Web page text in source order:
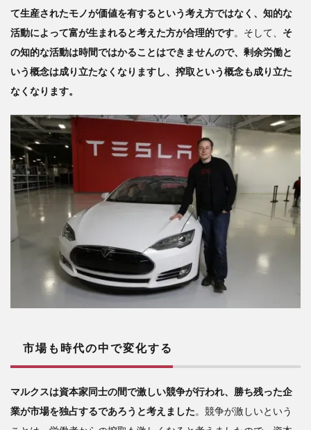
て生産されたモノが価値を有するという考え方ではなく、知的な
活動によって富が生まれると考えた方が合理的です。そして、 そ
の知的な活動は時間ではかることはできませんので、剰余労働と
いう概念は成り立たなくなりますし、搾取という概念も成り立た
なくなります。
市場も時代の中で変化する
マルクスは資本家同士の間で激しい競争が行われ、勝ち残った企
業が市場を独占するであろうと考えました。競争が激しいという